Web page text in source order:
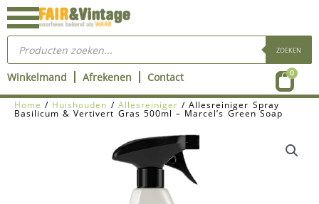
Ga
naar
inhoud
Producten
zoeken ZOEKEN
Winkelmand Afrekenen Contact 0
Home / Huishouden / Allesreiniger / Allesreiniger Spray
Basilicum & Vertivert Gras 500ml – Marcel’s Green Soap